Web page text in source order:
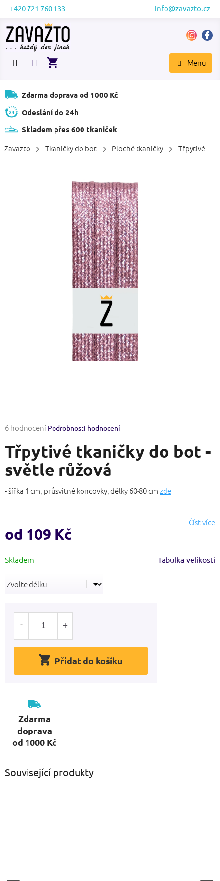
Přejít
obsah
+420 721 760 133 info@zavazto.cz
NÁKUPNÍ
Zdarma doprava od 1000 Kč
Odeslání do 24h
Skladem přes 600 tkaniček
Zavazto Tkaničky do bot Ploché tkaničky Třpytivé
Průměrné
produktu
je
4,7
z
hvězdiček.
6 hodnocení Podrobnosti hodnocení
Třpytivé tkaničky do bot -
světle růžová
- šířka 1 cm, průsvitné koncovky, délky 60-80 cmzde
Číst více
od 109 Kč
cena:
Tabulka velikostí
Přidat do košíku
Zdarma
doprava
od 1000 Kč
Související produkty